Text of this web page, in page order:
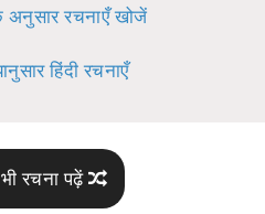
अनुसार रचनाएँ खोजें
हिंदी रचनाएँ
रचना पढ़ें
है।